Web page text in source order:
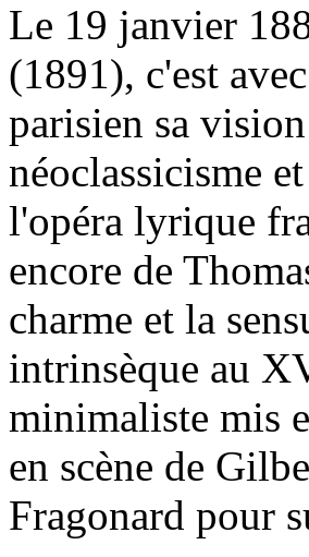
Le 19 janvier
(1891), c'est
parisien sa
néoclassicisme
l'opéra lyrique
encore de
charme et la
intrinsèque au
minimaliste mis
en scène de
Fragonard pour